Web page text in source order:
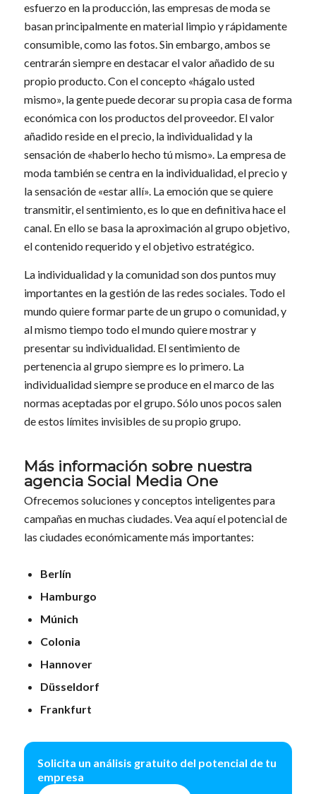
esfuerzo en la producción, las empresas de moda se
basan principalmente en material limpio y rápidamente
consumible, como las fotos. Sin embargo, ambos se
centrarán siempre en destacar el valor añadido de su
propio producto. Con el concepto «hágalo usted
mismo», la gente puede decorar su propia casa de forma
económica con los productos del proveedor. El valor
añadido reside en el precio, la individualidad y la
sensación de «haberlo hecho tú mismo». La empresa de
moda también se centra en la individualidad, el precio y
la sensación de «estar allí». La emoción que se quiere
transmitir, el sentimiento, es lo que en definitiva hace el
canal. En ello se basa la aproximación al grupo objetivo,
el contenido requerido y el objetivo estratégico.
La individualidad y la comunidad son dos puntos muy
importantes en lagestión de las redes sociales. Todo el
mundo quiere formar parte de un grupo o comunidad, y
al mismo tiempo todo el mundo quiere mostrar y
presentar su individualidad. El sentimiento de
pertenencia al grupo siempre es lo primero. La
individualidad siempre se produce en el marco de las
normas aceptadas por el grupo. Sólo unos pocos salen
de estos límites invisibles de su propio grupo.
Más información sobre nuestra
agencia Social Media One
Ofrecemos soluciones y conceptos inteligentes para
campañas en muchas ciudades. Vea aquí el potencial de
las ciudades económicamente más importantes:
Berlín
Hamburgo
Múnich
Colonia
Hannover
Düsseldorf
Frankfurt
Solicita un análisis gratuito del potencial de tu
empresa